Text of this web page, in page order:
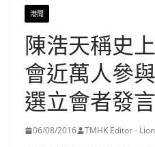
港聞
陳浩天稱史
會近萬人參
選立會者發言
06/08/2016 TMHK Editor -